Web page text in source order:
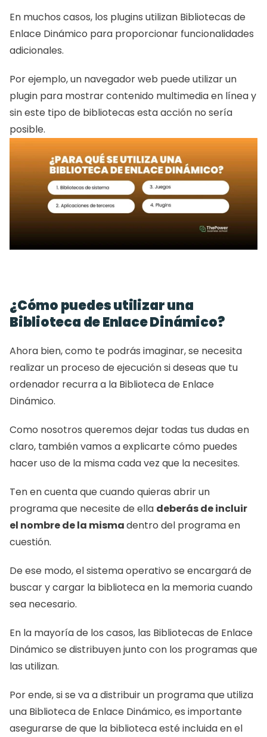
En muchos casos, los plugins utilizan Bibliotecas de
Enlace Dinámico para proporcionar funcionalidades
adicionales.
Por ejemplo, un navegador web puede utilizar un
plugin para mostrar contenido multimedia en línea y
sin este tipo de bibliotecas esta acción no sería
posible.
¿Cómo puedes utilizar una
Biblioteca de Enlace Dinámico?
Ahora bien, como te podrás imaginar, se necesita
realizar un proceso de ejecución si deseas que tu
ordenador recurra a la Biblioteca de Enlace
Dinámico.
Como nosotros queremos dejar todas tus dudas en
claro, también vamos a explicarte cómo puedes
hacer uso de la misma cada vez que la necesites.
Ten en cuenta que cuando quieras abrir un
programa que necesite de ella deberás de incluir
el nombre de la misma dentro del programa en
cuestión.
De ese modo, el sistema operativo se encargará de
buscar y cargar la biblioteca en la memoria cuando
sea necesario.
En la mayoría de los casos, las Bibliotecas de Enlace
Dinámico se distribuyen junto con los programas que
las utilizan.
Por ende, si se va a distribuir un programa que utiliza
una Biblioteca de Enlace Dinámico, es importante
asegurarse de que la biblioteca esté incluida en el